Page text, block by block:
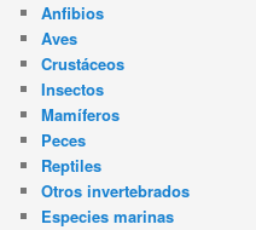
Anfibios
Aves
Crustáceos
Insectos
Mamíferos
Peces
Reptiles
Otros invertebrados
Especies marinas